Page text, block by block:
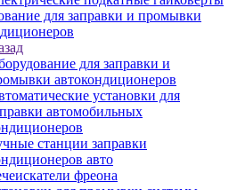
для заправки и промывки
для заправки и
автокондиционеров
установки для
автомобильных
станции заправки
авто
фреона